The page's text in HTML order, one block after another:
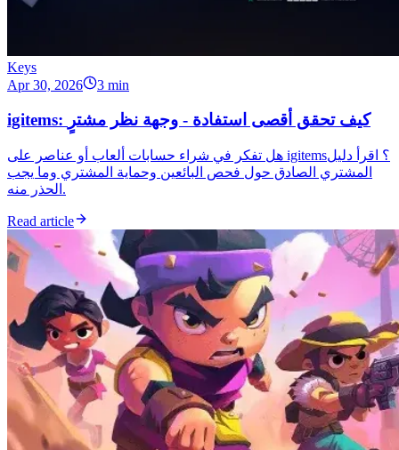
Keys
Apr 30, 2026
3 min
igitems: كيف تحقق أقصى استفادة - وجهة نظر مشترٍ
هل تفكر في شراء حسابات ألعاب أو عناصر على igitems؟ اقرأ دليل
المشتري الصادق حول فحص البائعين وحماية المشتري وما يجب
الحذر منه.
Read article